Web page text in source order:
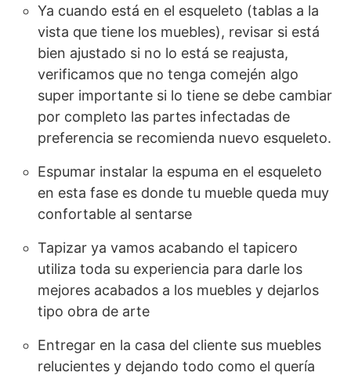
Ya cuando está en el esqueleto (tablas a la
vista que tiene los muebles), revisar si está
bien ajustado si no lo está se reajusta,
verificamos que no tenga comején algo
super importante si lo tiene se debe cambiar
por completo las partes infectadas de
preferencia se recomienda nuevo esqueleto.
Espumar instalar la espuma en el esqueleto
en esta fase es donde tu mueble queda muy
confortable al sentarse
Tapizar ya vamos acabando el tapicero
utiliza toda su experiencia para darle los
mejores acabados a los muebles y dejarlos
tipo obra de arte
Entregar en la casa del cliente sus muebles
relucientes y dejando todo como el quería